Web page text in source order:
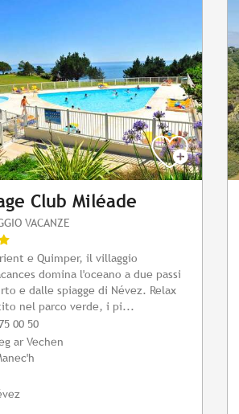
Club Miléade
VACANZE
e Quimper, il villaggio
domina l'oceano a due passi
e dalle spiagge di Névez. Relax
nel parco verde, i pi...
00 50
ar Vechen